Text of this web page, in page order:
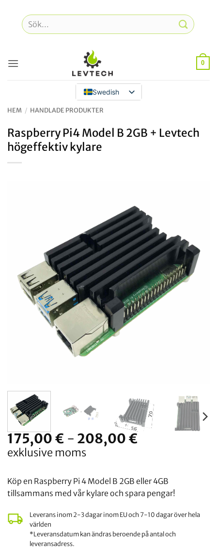
innehåll
Sök
efter:
0
Swedish
HEM / HANDLADE PRODUKTER
Raspberry Pi4 Model B 2GB + Levtech
högeffektiv kylare
175,00 € - 208,00 €
till
208,00
€.
exklusive moms
Köp en Raspberry Pi 4 Model B 2GB eller 4GB
tillsammans med vår kylare och spara pengar!
Leverans inom 2-3 dagar inom EU och 7-10 dagar över hela
världen
*Leveransdatum kan ändras beroende på antal och
leveransadress.